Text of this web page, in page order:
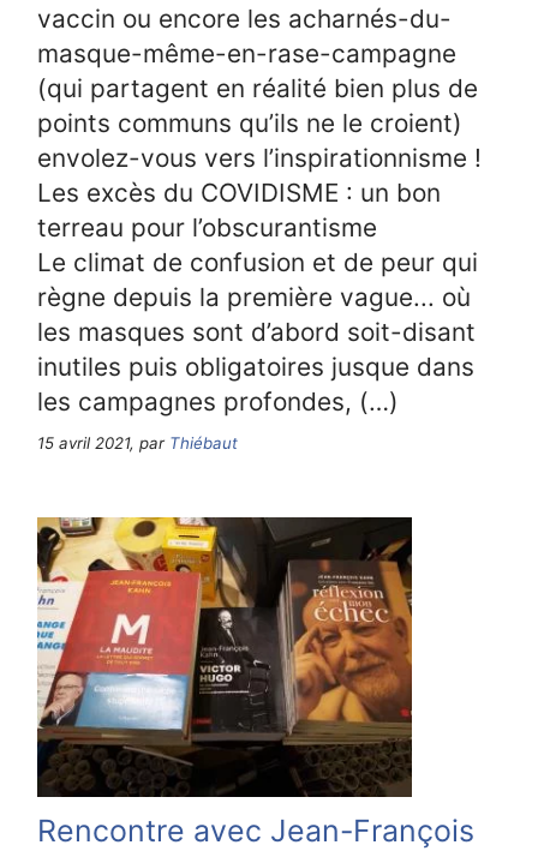
vaccin ou encore les acharnés-du-
masque-même-en-rase-campagne
(qui partagent en réalité bien plus de
points communs qu’ils ne le croient)
envolez-vous vers l’inspirationnisme !
Les excès du COVIDISME : un bon
terreau pour l’obscurantisme
Le climat de confusion et de peur qui
règne depuis la première vague... où
les masques sont d’abord soit-disant
inutiles puis obligatoires jusque dans
les campagnes profondes, (…)
15 avril 2021, par Thiébaut
Rencontre avec Jean-François